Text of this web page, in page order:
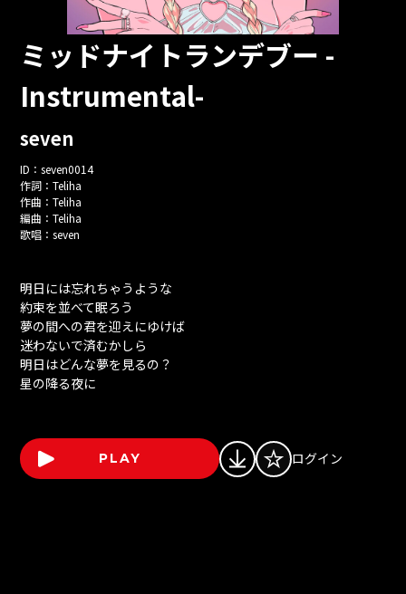
ミッドナイトランデブー -
Instrumental-
seven
ID：seven0014
作詞：Teliha
作曲：Teliha
編曲：Teliha
歌唱：seven
明日には忘れちゃうような
約束を並べて眠ろう
夢の間への君を迎えにゆけば
迷わないで済むかしら
明日はどんな夢を見るの？
星の降る夜に
PLAY ログイン